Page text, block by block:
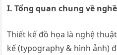
I. Tổng quan chung về
Thiết kế đồ họa là nghệ
kế (typography & hình ảnh)